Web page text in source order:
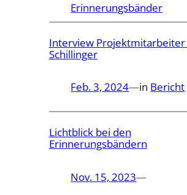
Erinnerungsbänder
Interview
Schillinger
Feb. 3, 2024—in Bericht
Lichtblick bei den
Erinnerungsbändern
Nov. 15, 2023—